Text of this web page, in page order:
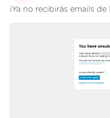
¡Ya no recibirás emails de